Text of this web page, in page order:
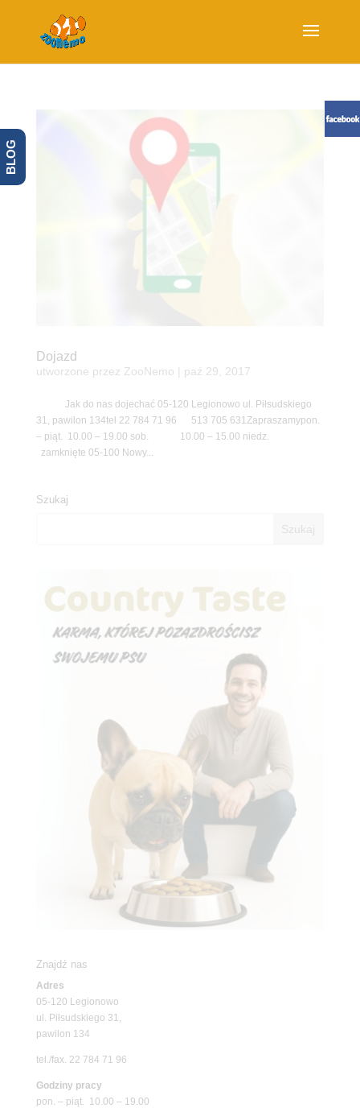
Dojazd
utworzone przez ZooNemo paź 29, 2017
Jak do nas dojechać 05-120 Legionowo ul. Piłsudskiego
31, pawilon 134tel 22 784 71 96 513 705 631Zapraszamypon.
– piąt. 10.00 – 19.00 sob. 10.00 – 15.00 niedz.
zamknięte 05-100 Nowy...
Szukaj
Znajdź nas
Adres
05-120 Legionowo
ul. Piłsudskiego 31,
pawilon 134
tel./fax. 22 784 71 96
Godziny pracy
pon. – piąt. 10.00 – 19.00
BLOG